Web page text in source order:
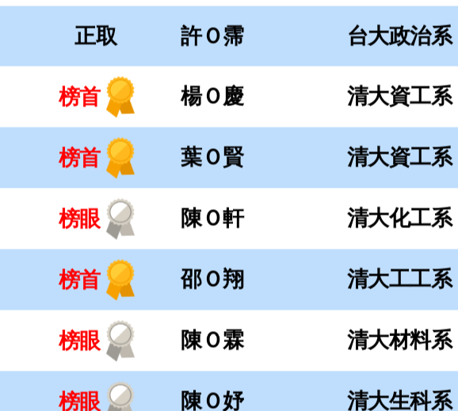
榜眼 陳Ｏ軒 清大化工系
榜首 邵Ｏ翔 清大工工系
榜眼 陳Ｏ霖 清大材料系
榜眼 陳Ｏ妤 清大生科系
正取 蔡Ｏ雲 清大數學系應數
榜眼 林Ｏ宇 陽明交大電機
探花 李Ｏ豪 陽明交大電機